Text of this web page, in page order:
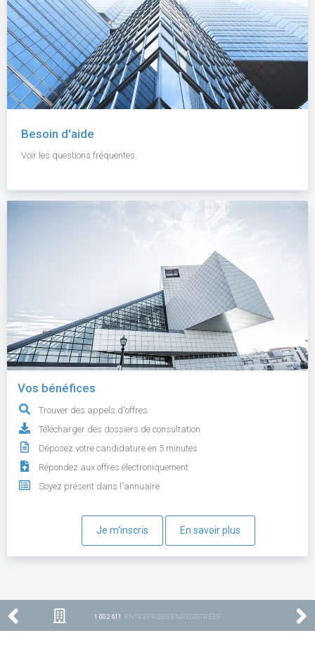
Besoin d'aide
Voir les questions fréquentes.
Vos bénéfices
Trouver des appels d'offres
Télécharger des dossiers de consultation
Déposez votre candidature en 5 minutes
Répondez aux offres électroniquement
Soyez présent dans l'annuaire
Je m'inscris En savoir plus
1 002 611 ENTREPRISES ENREGISTRÉES